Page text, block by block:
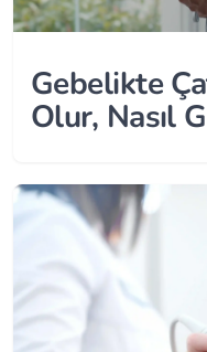
Gebelikte
Olur, Nasıl